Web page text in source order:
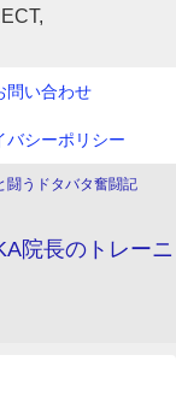
闘うドタバタ奮闘記
院長のトレーニ
問い合わせ
バシーポリシー